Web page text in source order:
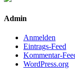
Admin
Anmelden
Eintrags-Feed
Kommentar-
WordPress.org